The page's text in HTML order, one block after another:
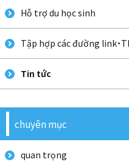
Hỗ trợ du học sinh
Tập hợp các đường link・
Tin tức
chuyên mục
quan trọng